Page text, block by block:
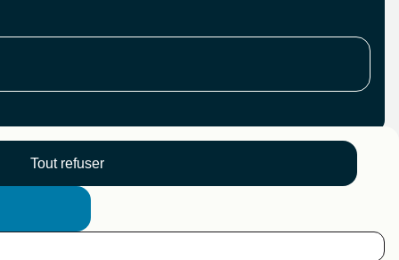
Tout refuser